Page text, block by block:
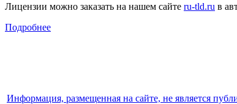
Лицензии можно заказать на нашем сайте ru-tld.ru в
Подробнее
Информация, размещенная на сайте, не является